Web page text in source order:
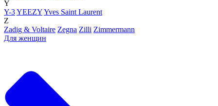
Y
Y-3YEEZYYves Saint Laurent
Z
Zadig & Voltaire Zegna Zilli Zimmermann
Для женщин